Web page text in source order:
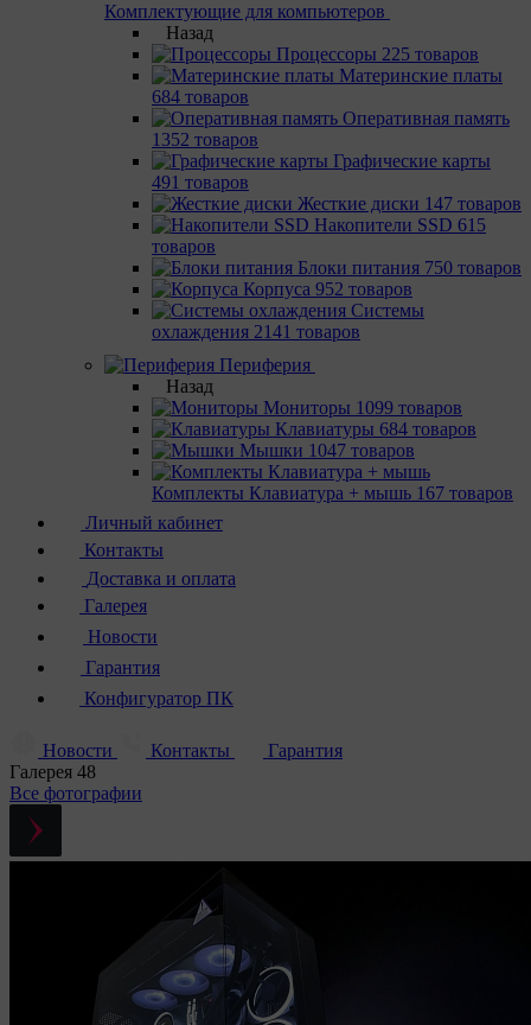
Комплектующие для компьютеров
Назад
Процессоры 225 товаров
Материнcкие платы
684 товаров
Оперативная память
1352 товаров
Графические карты
491 товаров
Жесткие диски 147 товаров
Накопители SSD 615
товаров
Блоки питания 750 товаров
Корпуса 952 товаров
Системы
охлаждения 2141 товаров
Периферия
Назад
Мониторы 1099 товаров
Клавиатуры 684 товаров
Мышки 1047 товаров
Комплекты Клавиатура + мышь 167 товаров
Личный кабинет
Контакты
Доставка и оплата
Галерея
Новости
Гарантия
Конфигуратор ПК
Новости Контакты
Гарантия
Галерея 48
Все фотографии